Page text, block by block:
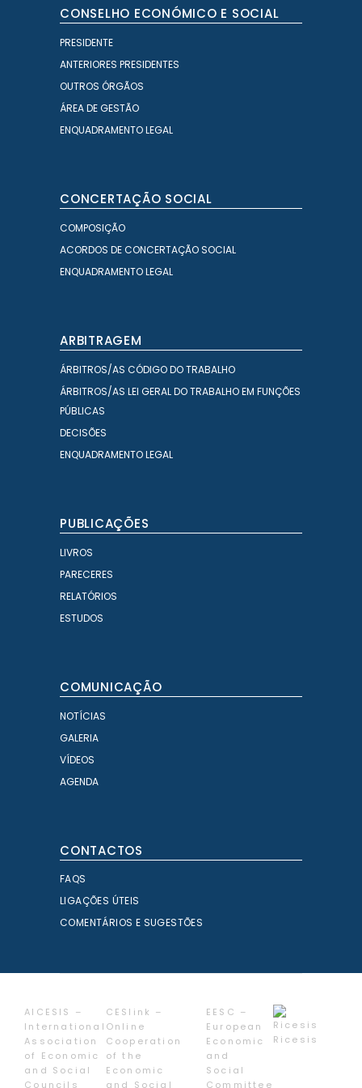
CONSELHO ECONÓMICO E SOCIAL
PRESIDENTE
ANTERIORES PRESIDENTES
OUTROS ÓRGÃOS
ÁREA DE GESTÃO
ENQUADRAMENTO LEGAL
CONCERTAÇÃO SOCIAL
COMPOSIÇÃO
ACORDOS DE CONCERTAÇÃO SOCIAL
ENQUADRAMENTO LEGAL
ARBITRAGEM
ÁRBITROS/AS CÓDIGO DO TRABALHO
ÁRBITROS/AS LEI GERAL DO TRABALHO EM FUNÇÕES
PÚBLICAS
DECISÕES
ENQUADRAMENTO LEGAL
PUBLICAÇÕES
LIVROS
PARECERES
RELATÓRIOS
ESTUDOS
COMUNICAÇÃO
NOTÍCIAS
GALERIA
VÍDEOS
AGENDA
CONTACTOS
FAQS
LIGAÇÕES ÚTEIS
COMENTÁRIOS E SUGESTÕES
AICESIS –
International
Association
of Economic
and Social
Councils
CESlink –
Online
Cooperation
of the
Economic
and Social
EESC –
European
Economic
and
Social
Committee
Ricesis